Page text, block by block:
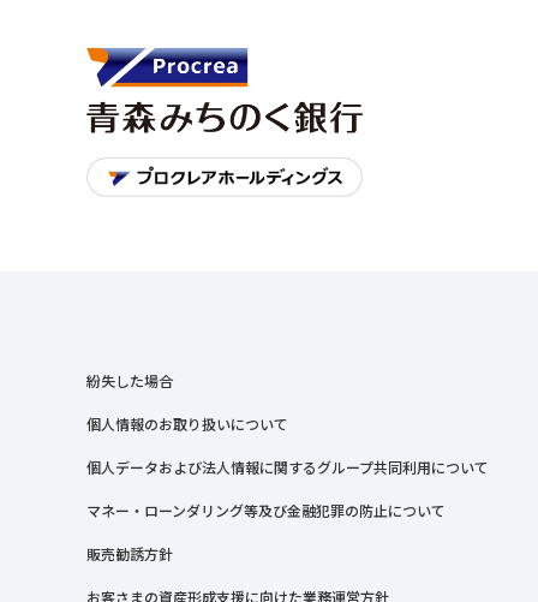
紛失した場合
個人情報のお取り扱いについて
個人データおよび法人情報に関するグループ共同利用について
マネー・ローンダリング等及び金融犯罪の防止について
販売勧誘方針
お客さまの資産形成支援に向けた業務運営方針